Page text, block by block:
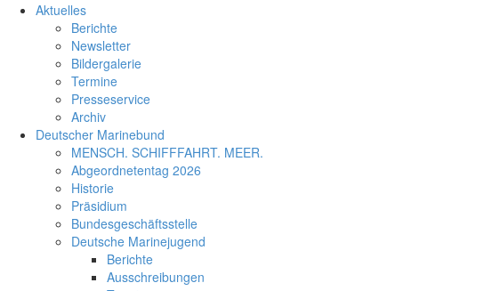
Aktuelles
Berichte
Newsletter
Bildergalerie
Termine
Presseservice
Archiv
Deutscher Marinebund
MENSCH. SCHIFFFAHRT. MEER.
Abgeordnetentag 2026
Historie
Präsidium
Bundesgeschäftsstelle
Deutsche Marinejugend
Berichte
Ausschreibungen